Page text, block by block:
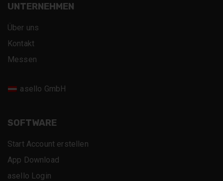
UNTERNEHMEN
Über uns
Kontakt
Messen
asello GmbH
SOFTWARE
Start Account erstellen
App Download
asello Login